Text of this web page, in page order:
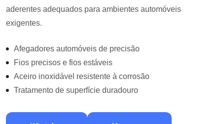
aderentes adequados para ambientes automóveis
exigentes.
Afegadores automóveis de precisão
Fios precisos e fios estáveis
Aceiro inoxidável resistente à corrosão
Tratamento de superfície duradouro